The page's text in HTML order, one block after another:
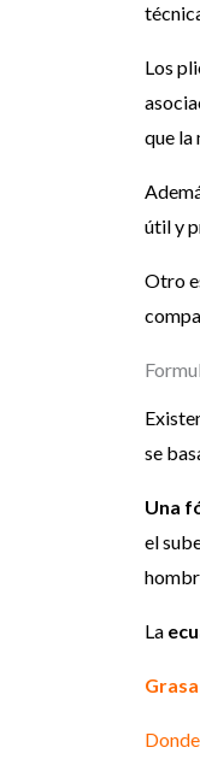
Los
que la
útil y
Otro
se
Una
el
La